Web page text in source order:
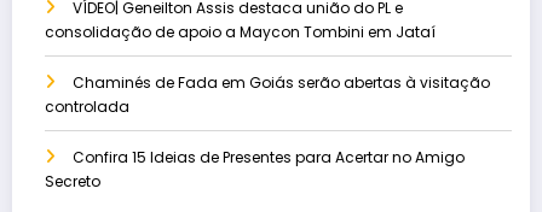
VÍDEO| Geneilton Assis destaca união do PL e
consolidação de apoio a Maycon Tombini em Jataí
Chaminés de Fada em Goiás serão abertas à visitação
controlada
Confira 15 Ideias de Presentes para Acertar no Amigo
Secreto